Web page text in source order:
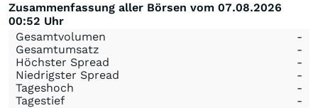
Zusammenfassung aller Börsen vom 07.08.2026
00:52 Uhr
Gesamtvolumen
-
Gesamtumsatz
-
Höchster Spread
-
Niedrigster Spread
-
Tageshoch
-
Tagestief
-